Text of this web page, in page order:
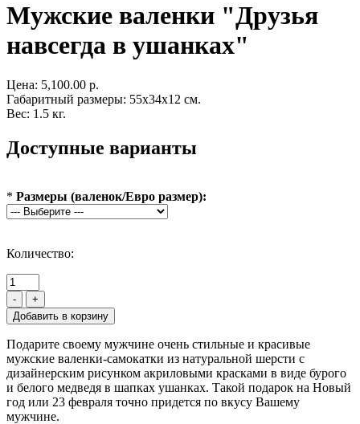
Мужские валенки "Друзья
навсегда в ушанках"
Цена: 5,100.00 р.
Габаритный размеры: 55x34x12 см.
Вес: 1.5 кг.
Доступные варианты
* Размеры (валенок/Евро размер):
Количество:
- +
Подарите своему мужчине очень стильные и красивые
мужские валенки-самокатки из натуральной шерсти с
дизайнерским рисунком акриловыми красками в виде бурого
и белого медведя в шапках ушанках. Такой подарок на Новый
год или 23 февраля точно придется по вкусу Вашему
мужчине.